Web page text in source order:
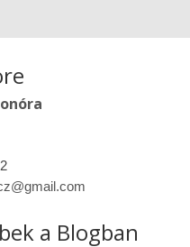
a Blogban